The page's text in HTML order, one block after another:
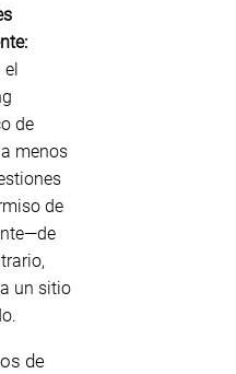
de
menos
de
un sitio
de